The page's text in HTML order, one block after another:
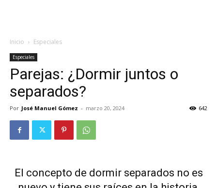
Inicio Especiales
Especiales
Parejas: ¿Dormir juntos o
separados?
Por José Manuel Gómez - marzo 20, 2024 642
El concepto de dormir separados no es